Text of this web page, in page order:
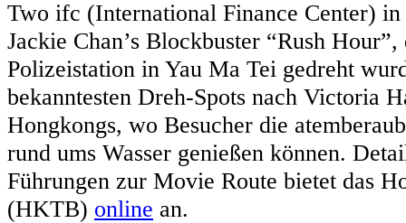
Two ifc (International Finance Center)
Jackie Chan’s Blockbuster “Rush
Polizeistation in Yau Ma Tei gedreht
bekanntesten Dreh-Spots nach Victoria
Hongkongs, wo Besucher die
rund ums Wasser genießen können.
Führungen zur Movie Route bietet das
(HKTB) online an.